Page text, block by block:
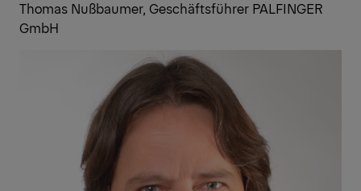
Thomas Nußbaumer, Geschäftsführer PALFINGER
GmbH